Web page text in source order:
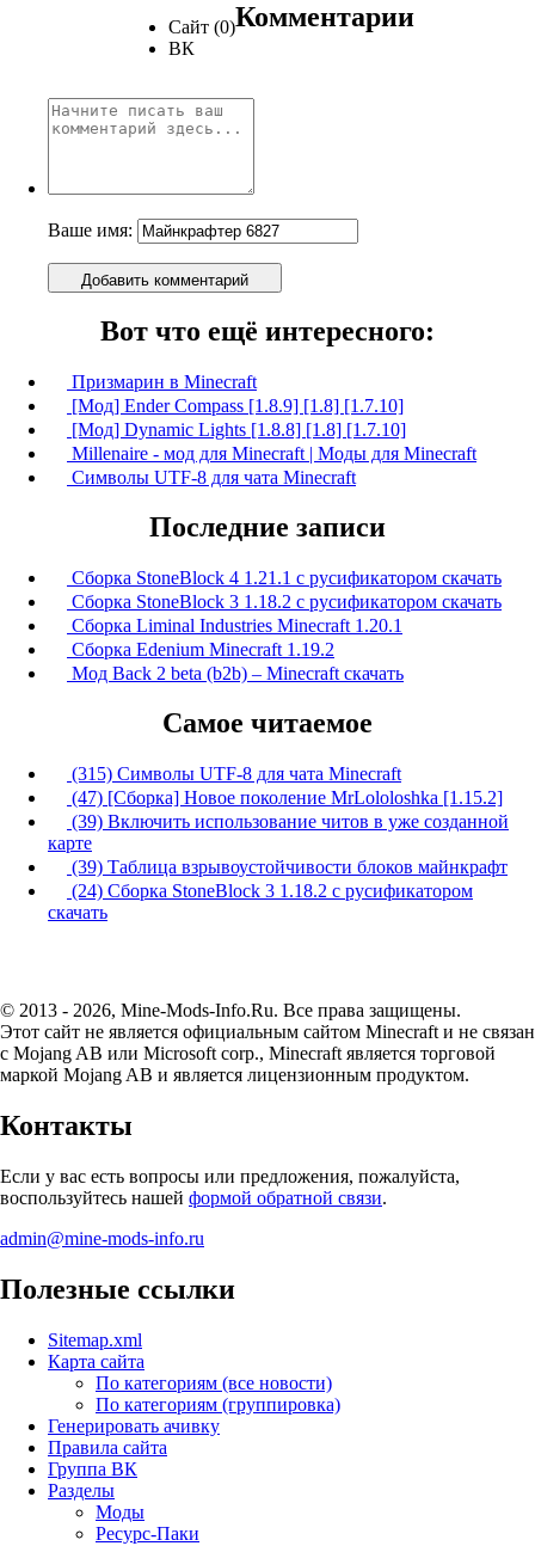
Сайт (0)
ВК
Комментарии
Ваше имя:
Добавить комментарий
Вот что ещё интересного:
Призмарин в Minecraft
[Мод] Ender Compass [1.8.9] [1.8] [1.7.10]
[Мод] Dynamic Lights [1.8.8] [1.8] [1.7.10]
Millenaire - мод для Minecraft | Моды для Minecraft
Символы UTF-8 для чата Minecraft
Последние записи
Сборка StoneBlock 4 1.21.1 с русификатором скачать
Сборка StoneBlock 3 1.18.2 с русификатором скачать
Сборка Liminal Industries Minecraft 1.20.1
Сборка Edenium Minecraft 1.19.2
Мод Back 2 beta (b2b) – Minecraft скачать
Самое читаемое
(315) Символы UTF-8 для чата Minecraft
(47) [Сборка] Новое поколение MrLololoshka [1.15.2]
(39) Включить использование читов в уже созданной
карте
(39) Таблица взрывоустойчивости блоков майнкрафт
(24) Сборка StoneBlock 3 1.18.2 с русификатором
скачать
© 2013 - 2026, Mine-Mods-Info.Ru. Все права защищены.
Этот сайт не является официальным сайтом Minecraft и не связан
с Mojang AB или Microsoft corp., Minecraft является торговой
маркой Mojang AB и является лицензионным продуктом.
Контакты
Если у вас есть вопросы или предложения, пожалуйста,
воспользуйтесь нашей формой обратной связи.
admin@mine-mods-info.ru
Полезные ссылки
Sitemap.xml
Карта сайта
По категориям (все новости)
По категориям (группировка)
Генерировать ачивку
Правила сайта
Группа ВК
Разделы
Моды
Ресурс-Паки